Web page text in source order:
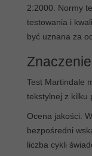
2:2000. Normy
testowania i
być uznana za
Test Martindale
tekstylnej z kilku
Ocena jakości:
bezpośredni
liczba cykli